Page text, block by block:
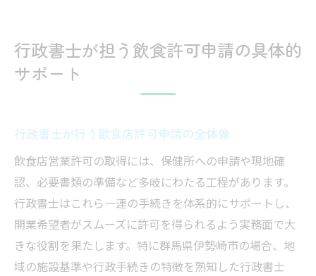
行政書士が担う飲食許可申請の具体的
サポート
行政書士が行う飲食店許可申請の全体像
飲食店営業許可の取得には、保健所への申請や現地確
認、必要書類の準備など多岐にわたる工程があります。
行政書士はこれら一連の手続きを体系的にサポートし、
開業希望者がスムーズに許可を得られるよう実務面で大
きな役割を果たします。特に群馬県伊勢崎市の場合、地
域の施設基準や行政手続きの特徴を熟知した行政書士